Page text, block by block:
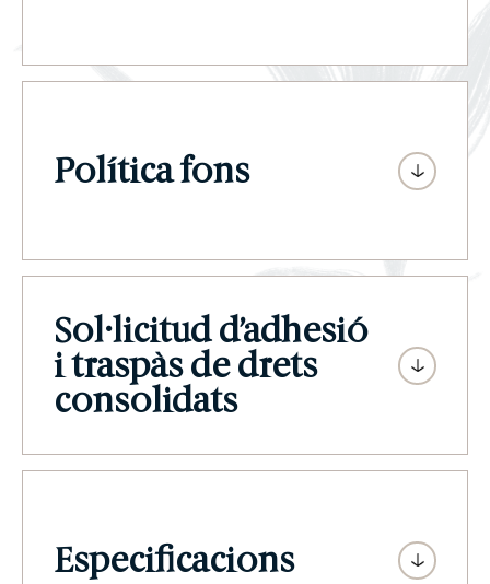
Política fons
Sol·licitud d’adhesió
i traspàs de drets
consolidats
Especificacions